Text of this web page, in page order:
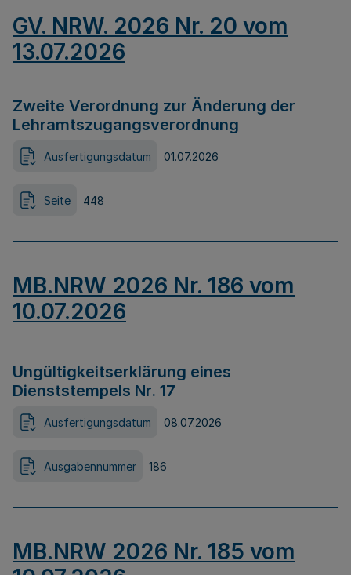
GV. NRW. 2026 Nr. 20 vom
13.07.2026
Zweite Verordnung zur Änderung der
Lehramtszugangsverordnung
Ausfertigungsdatum 01.07.2026
Seite 448
MB.NRW 2026 Nr. 186 vom
10.07.2026
Ungültigkeitserklärung eines
Dienststempels Nr. 17
Ausfertigungsdatum 08.07.2026
Ausgabennummer 186
MB.NRW 2026 Nr. 185 vom